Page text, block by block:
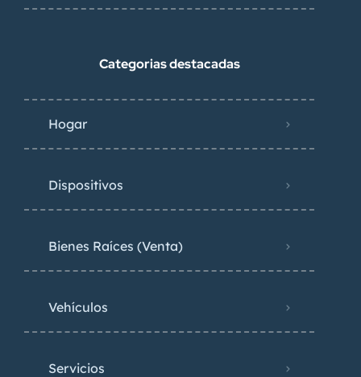
Categorias destacadas
Hogar
Dispositivos
Bienes Raíces (Venta)
Vehículos
Servicios